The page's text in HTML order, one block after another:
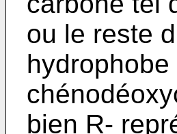
ou le reste
bien R-